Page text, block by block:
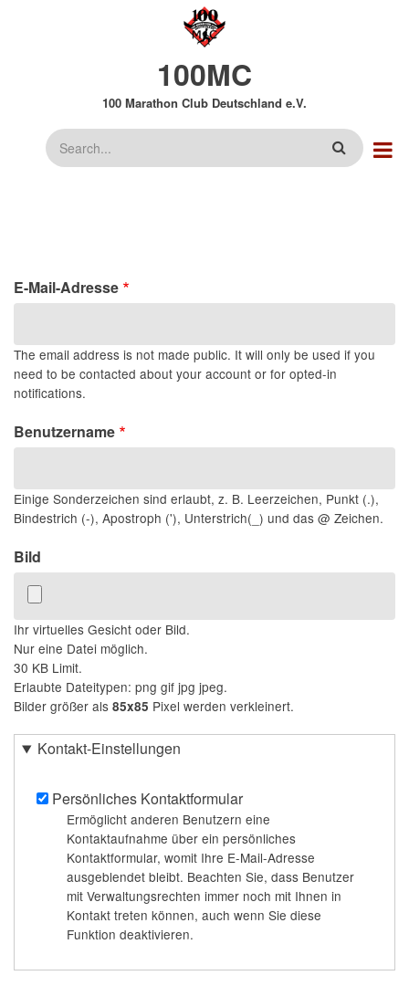
100MC
100 Marathon Club Deutschland e.V.
Suche
E-Mail-Adresse
The email address is not made public. It will only be used if you
need to be contacted about your account or for opted-in
notifications.
Benutzername
Einige Sonderzeichen sind erlaubt, z. B. Leerzeichen, Punkt (.),
Bindestrich (-), Apostroph ('), Unterstrich(_) und das @ Zeichen.
Bild
Ihr virtuelles Gesicht oder Bild.
Nur eine Datei möglich.
30 KB Limit.
Erlaubte Dateitypen: png gif jpg jpeg.
Bilder größer als 85x85 Pixel werden verkleinert.
Kontakt-Einstellungen
Persönliches Kontaktformular
Ermöglicht anderen Benutzern eine
Kontaktaufnahme über ein persönliches
Kontaktformular, womit Ihre E-Mail-Adresse
ausgeblendet bleibt. Beachten Sie, dass Benutzer
mit Verwaltungsrechten immer noch mit Ihnen in
Kontakt treten können, auch wenn Sie diese
Funktion deaktivieren.